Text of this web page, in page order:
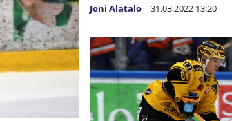
Joni Alatalo | 31.03.2022 13:20